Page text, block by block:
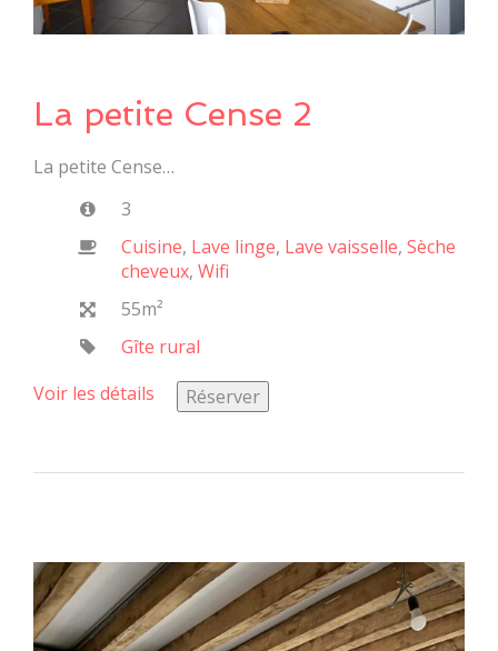
La petite Cense 2
La petite Cense…
3
Cuisine, Lave linge, Lave vaisselle, Sèche
cheveux, Wifi
55m²
Gîte rural
Voir les détails
Réserver